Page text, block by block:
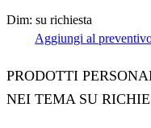
Dim: su richiesta
Aggiungi al
PRODOTTI
NEI TEMA SU